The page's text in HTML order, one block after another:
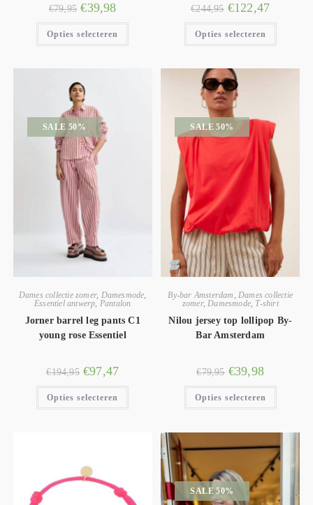
€79,95 €39,98
Opties selecteren
€244,95 €122,47
Opties selecteren
SALE 50%
Dames collectie zomer, Damesmode,
Essentiel antwerp, Pantalon
Jorner barrel leg pants C1
young rose Essentiel
€194,95 €97,47
Opties selecteren
SALE 50%
By-bar Amsterdam ,Dames collectie
zomer,Damesmode, T-shirt
Nilou jersey top lollipop By-
Bar Amsterdam
€79,95 €39,98
Opties selecteren
SALE 50%